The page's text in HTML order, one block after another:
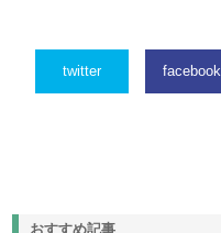
twitter facebook
おすすめ記事